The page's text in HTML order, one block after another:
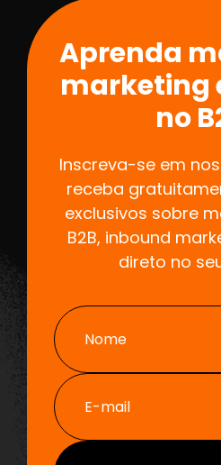
Aprenda
marketing
no
Inscreva-se em
receba
exclusivos sobre
B2B, inbound
direto no
Nome
E-mail